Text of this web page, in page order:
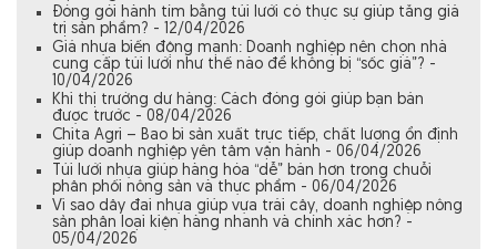
Đóng gói hành tím bằng túi lưới có thực sự giúp tăng giá
trị sản phẩm? - 12/04/2026
Giá nhựa biến động mạnh: Doanh nghiệp nên chọn nhà
cung cấp túi lưới như thế nào để không bị “sốc giá”? -
10/04/2026
Khi thị trường dư hàng: Cách đóng gói giúp bạn bán
được trước - 08/04/2026
Chita Agri – Bao bì sản xuất trực tiếp, chất lượng ổn định
giúp doanh nghiệp yên tâm vận hành - 06/04/2026
Túi lưới nhựa giúp hàng hóa “dễ” bán hơn trong chuỗi
phân phối nông sản và thực phẩm - 06/04/2026
Vì sao dây đai nhựa giúp vựa trái cây, doanh nghiệp nông
sản phân loại kiện hàng nhanh và chính xác hơn? -
05/04/2026